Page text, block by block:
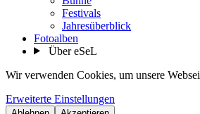
Festivals
Jahresüberblick
Fotoalben
Über eSeL
Wir verwenden Cookies, um unsere
Erweiterte Einstellungen